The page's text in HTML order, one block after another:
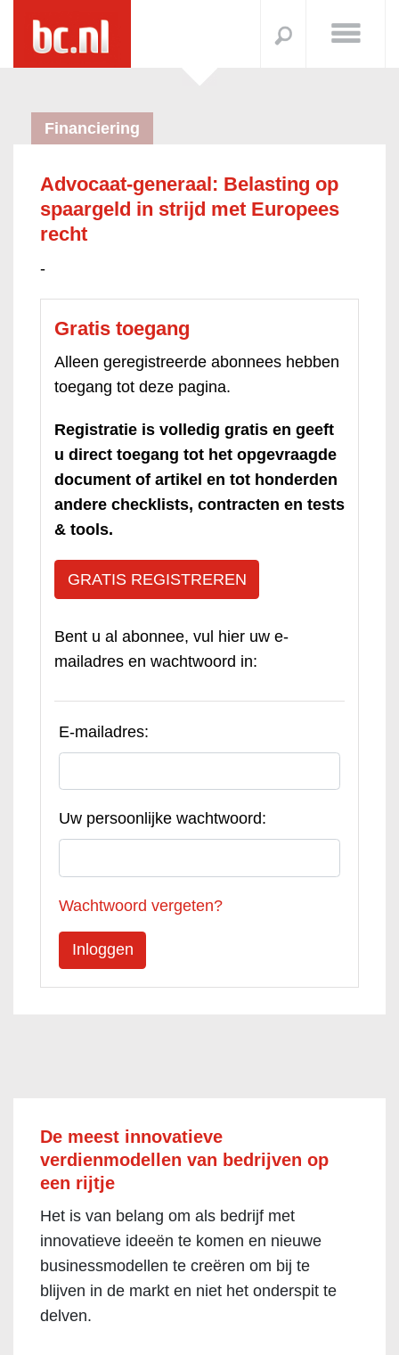
Financiering
Advocaat-generaal: Belasting op
spaargeld in strijd met Europees
recht
-
Gratis toegang
Alleen geregistreerde abonnees hebben
toegang tot deze pagina.
Registratie is volledig gratis en geeft
u direct toegang tot het opgevraagde
document of artikel en tot honderden
andere checklists, contracten en tests
& tools.
GRATIS REGISTREREN
Bent u al abonnee, vul hier uw e-
mailadres en wachtwoord in:
E-mailadres:
Uw persoonlijke wachtwoord:
Wachtwoord vergeten?
De meest innovatieve
verdienmodellen van bedrijven op
een rijtje
Het is van belang om als bedrijf met
innovatieve ideeën te komen en nieuwe
businessmodellen te creëren om bij te
blijven in de markt en niet het onderspit te
delven.